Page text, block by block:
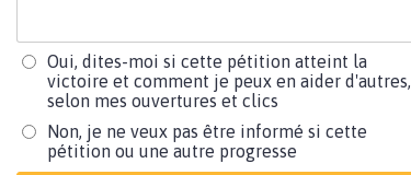
Oui, dites-moi si cette pétition atteint la
victoire et comment je peux en aider d'autres,
selon mes ouvertures et clics
Non, je ne veux pas être informé si cette
pétition ou une autre progresse